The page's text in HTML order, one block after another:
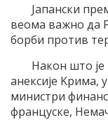
Jапански
веома важно да
борби против
Након што jе
анексиjе Kрима,
министри
француске,